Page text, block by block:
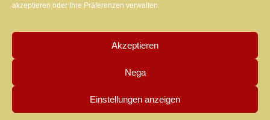
akzeptieren oder Ihre Präferenzen verwalten.
Akzeptieren
Nega
Einstellungen anzeigen
MANUELA LUZZARDI